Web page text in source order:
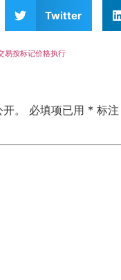
Twitter
易按标记价格执行
。 必填项已用 * 标注